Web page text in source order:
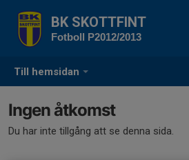
Till hemsidan
BK SKOTTFINT
Fotboll P2012/2013
Ingen åtkomst
Du har inte tillgång att se denna sida.